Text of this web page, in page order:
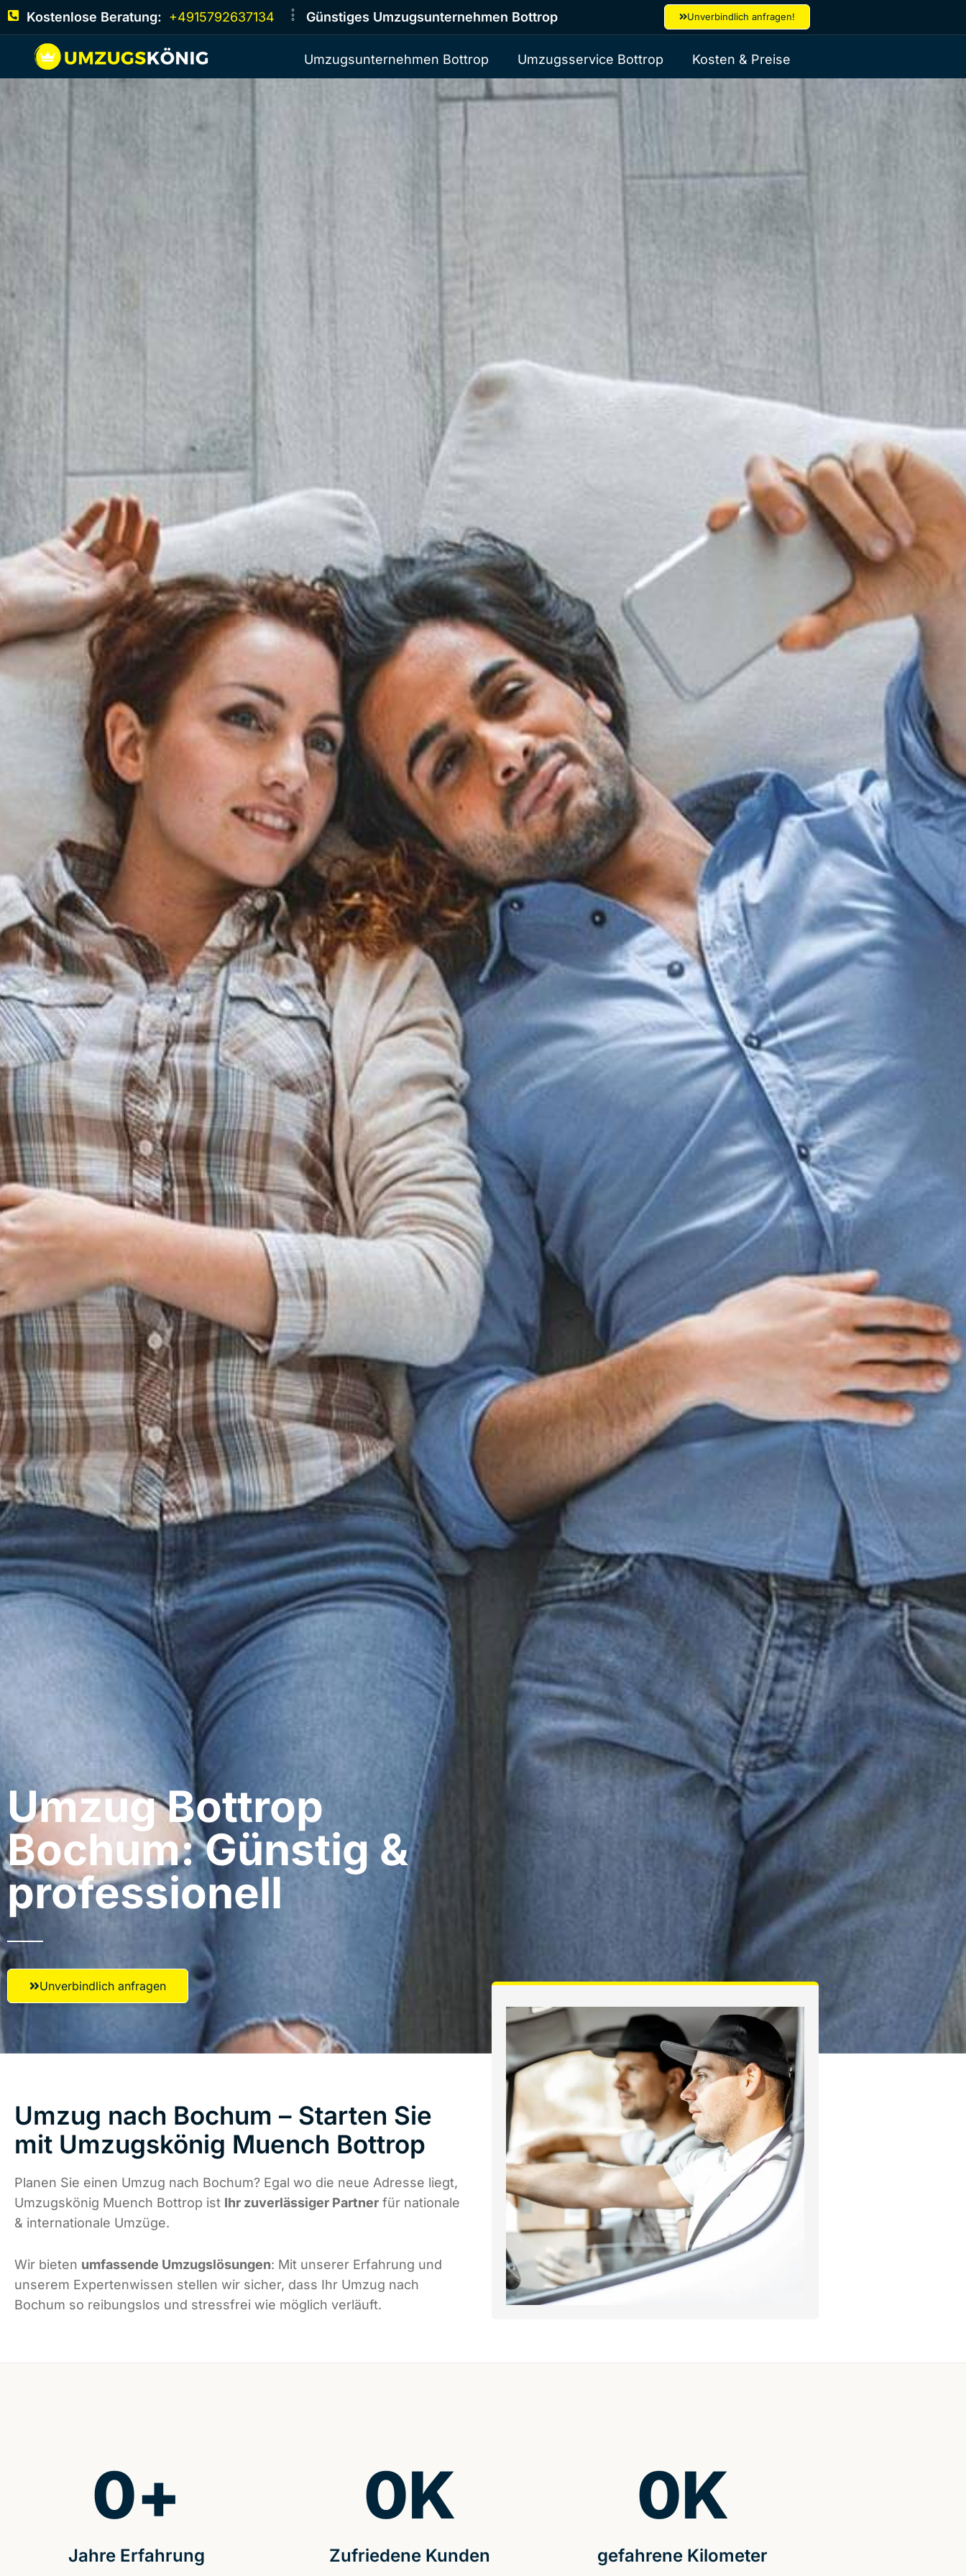
Kostenlose Beratung: +4915792637134 Günstiges Umzugsunternehmen Bottrop Unverbindlich anfragen!
Umzugsunternehmen Bottrop Umzugsservice Bottrop Kosten & Preise
Umzug Bottrop​
Bochum: Günstig &
professionell​
Unverbindlich anfragen
Umzug nach Bochum – Starten Sie
mit Umzugskönig Muench Bottrop
Planen Sie einen Umzug nach Bochum? Egal wo die neue Adresse liegt,
Umzugskönig Muench Bottrop ist Ihr zuverlässiger Partner für nationale
& internationale Umzüge.
Wir bieten umfassende Umzugslösungen: Mit unserer Erfahrung und
unserem Expertenwissen stellen wir sicher, dass Ihr Umzug nach
Bochum so reibungslos und stressfrei wie möglich verläuft.
Jahre Erfahrung
0+
Zufriedene Kunden
0K
gefahrene Kilometer
0K